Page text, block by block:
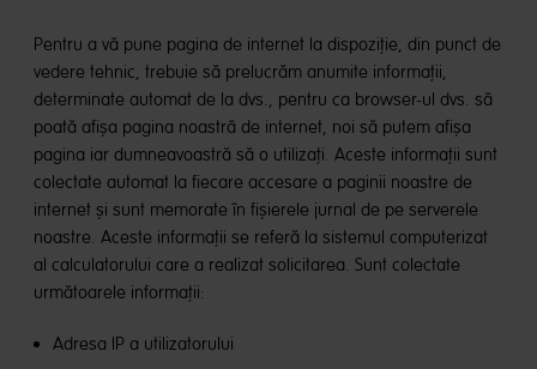
Pentru a vă pune pagina de internet la dispoziție, din punct de
vedere tehnic, trebuie să prelucrăm anumite informații,
determinate automat de la dvs., pentru ca browser-ul dvs. să
poată afișa pagina noastră de internet, noi să putem afișa
pagina iar dumneavoastră să o utilizați. Aceste informații sunt
colectate automat la fiecare accesare a paginii noastre de
internet și sunt memorate în fișierele jurnal de pe serverele
noastre. Aceste informații se referă la sistemul computerizat
al calculatorului care a realizat solicitarea. Sunt colectate
următoarele informații:
Adresa IP a utilizatorului